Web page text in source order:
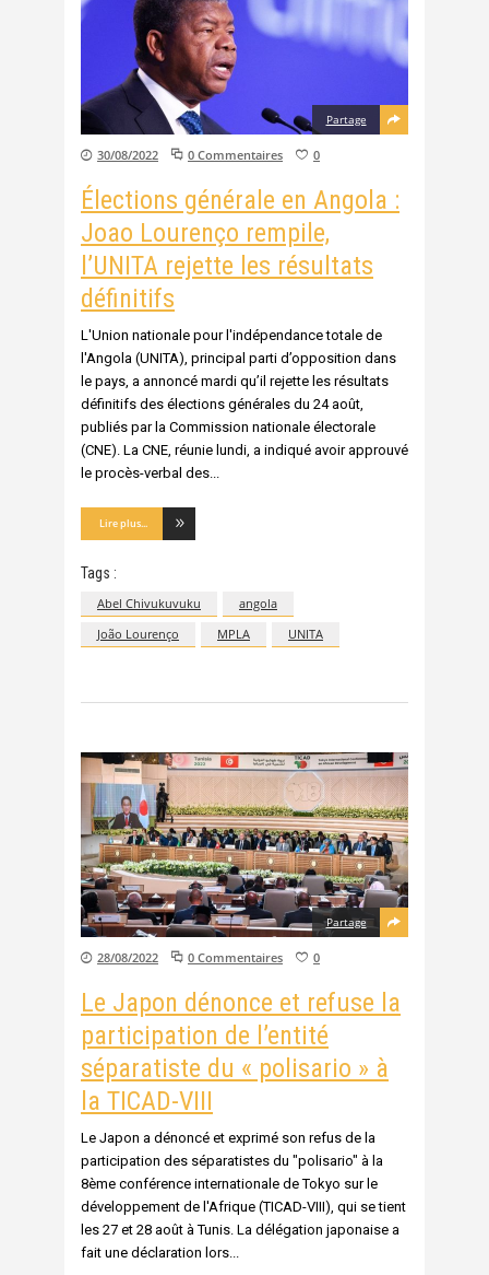
Partage
30/08/2022 0 Commentaires 0
Élections générale en Angola :
Joao Lourenço rempile,
l’UNITA rejette les résultats
définitifs
L'Union nationale pour l'indépendance totale de
l'Angola (UNITA), principal parti d’opposition dans
le pays, a annoncé mardi qu’il rejette les résultats
définitifs des élections générales du 24 août,
publiés par la Commission nationale électorale
(CNE). La CNE, réunie lundi, a indiqué avoir approuvé
le procès-verbal des
Lire plus...
Tags :
Abel Chivukuvuku
angola
João Lourenço
MPLA UNITA
Partage
28/08/2022 0 Commentaires 0
Le Japon dénonce et refuse la
participation de l’entité
séparatiste du « polisario » à
la TICAD-VIII
Le Japon a dénoncé et exprimé son refus de la
participation des séparatistes du "polisario" à la
8ème conférence internationale de Tokyo sur le
développement de l'Afrique (TICAD-VIII), qui se tient
les 27 et 28 août à Tunis. La délégation japonaise a
fait une déclaration lors